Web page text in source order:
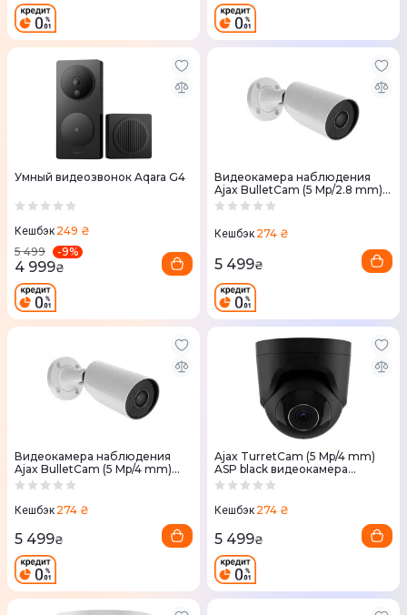
Умный видеозвонок Aqara G4
Кешбэк 249 ₴
5 499
-9%
4 999₴
Видеокамера наблюдения
Ajax BulletCam (5 Mp/2.8 mm)
ASP white
Кешбэк 274 ₴
5 499₴
Видеокамера наблюдения
Ajax BulletCam (5 Mp/4 mm)
ASP white
Кешбэк 274 ₴
5 499₴
Ajax TurretCam (5 Mp/4 mm)
ASP black видеокамера
наблюдения
Кешбэк 274 ₴
5 499₴